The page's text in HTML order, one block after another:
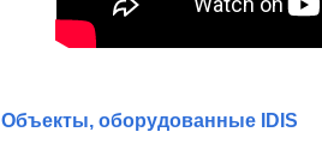
Объекты, оборудованные IDIS